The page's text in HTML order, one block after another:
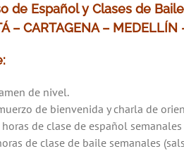
de Español y Clases de
– CARTAGENA – MEDELLÍN
de nivel.
de bienvenida y charla de
de clase de español
de clase de baile semanales